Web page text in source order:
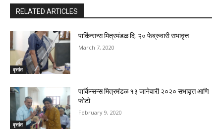
RELATED ARTICLES
वृत्तांत
पार्किन्सन्स मित्रमंडळ दि. २० फेब्रुवारी सभावृत्त
March 7, 2020
वृत्तांत
पार्किन्सन्स मित्रमंडळ १३ जानेवारी २०२० सभावृत्त आणि
फोटो
February 9, 2020